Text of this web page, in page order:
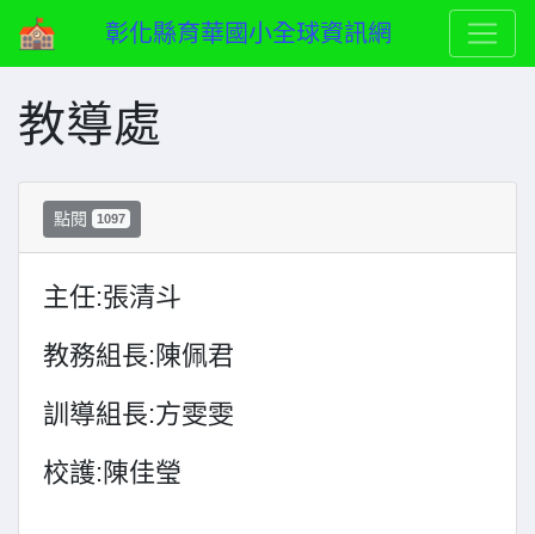
彰化縣育華國小全球資訊網
教導處
點閱 1097
主任:張清斗
教務組長:陳佩君
訓導組長:方雯雯
校護:陳佳瑩